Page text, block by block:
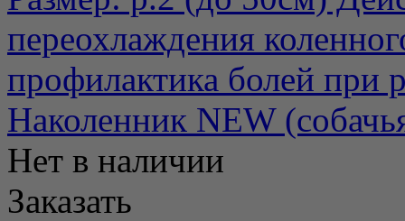
переохлаждения
профилактика болей при
Наколенник NEW
Нет в наличии
Заказать